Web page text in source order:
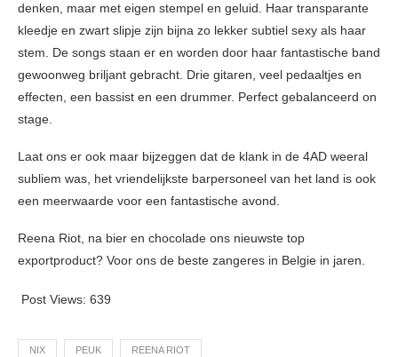
denken, maar met eigen stempel en geluid. Haar transparante
kleedje en zwart slipje zijn bijna zo lekker subtiel sexy als haar
stem. De songs staan er en worden door haar fantastische band
gewoonweg briljant gebracht. Drie gitaren, veel pedaaltjes en
effecten, een bassist en een drummer. Perfect gebalanceerd on
stage.
Laat ons er ook maar bijzeggen dat de klank in de 4AD weeral
subliem was, het vriendelijkste barpersoneel van het land is ook
een meerwaarde voor een fantastische avond.
Reena Riot, na bier en chocolade ons nieuwste top
exportproduct? Voor ons de beste zangeres in Belgie in jaren.
Post Views: 639
NIX PEUK REENA RIOT